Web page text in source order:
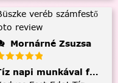
Mornárné Zsuzsa
napi munkával